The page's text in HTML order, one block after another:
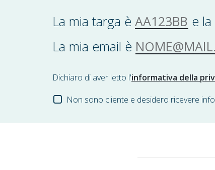
La mia targa èAA123BB e
La mia email èNOME@MAIL.IT
Dichiaro di aver letto l'informativa della
Non sono cliente e desidero ricevere